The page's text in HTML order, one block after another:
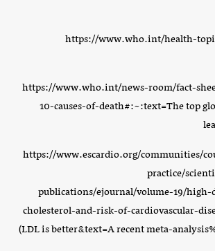
1. https://www.who.int/health-
2. https://www.who.int/news-room/fact-
10-causes-of-death#:~:text=The top
3. https://www.escardio.org/communities/
practice/
publications/ejournal/volume-19/
cholesterol-and-risk-of-cardiovascular-
LDL is better&text=A recent meta-